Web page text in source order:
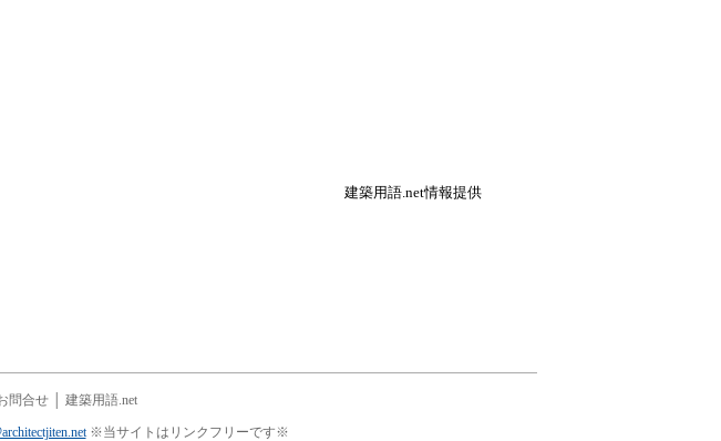
建築用語.net情報提供
問合せ 建築用語.net
※当サイトはリンクフリーです※